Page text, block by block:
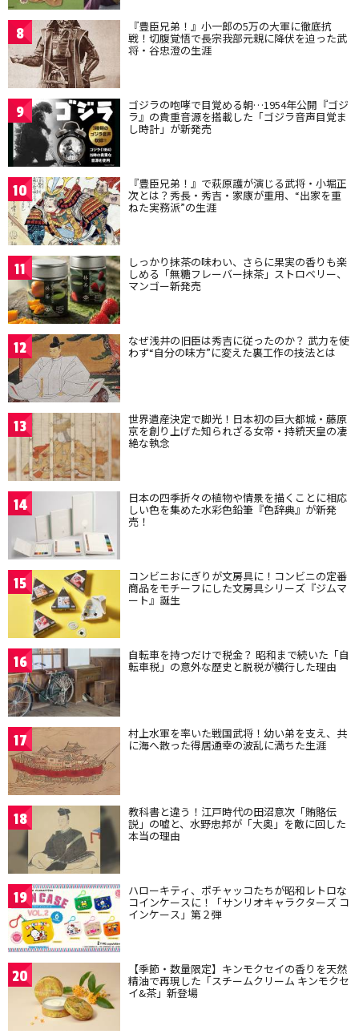
8 『豊臣兄弟！』小一郎の5万の大軍に徹底抗
戦！切腹覚悟で長宗我部元親に降伏を迫った武
将・谷忠澄の生涯
9 ゴジラの咆哮で目覚める朝…1954年公開『ゴジ
ラ』の貴重音源を搭載した「ゴジラ音声目覚ま
し時計」が新発売
10 『豊臣兄弟！』で萩原護が演じる武将・小堀正
次とは？秀長・秀吉・家康が重用、“出家を重
ねた実務派”の生涯
11 しっかり抹茶の味わい、さらに果実の香りも楽
しめる「無糖フレーバー抹茶」ストロベリー、
マンゴー新発売
12 なぜ浅井の旧臣は秀吉に従ったのか？ 武力を使
わず“自分の味方”に変えた裏工作の技法とは
13 世界遺産決定で脚光！日本初の巨大都城・藤原
京を創り上げた知られざる女帝・持統天皇の凄
絶な執念
14 日本の四季折々の植物や情景を描くことに相応
しい色を集めた水彩色鉛筆『色辞典』が新発
売！
15 コンビニおにぎりが文房具に！コンビニの定番
商品をモチーフにした文房具シリーズ『ジムマ
ート』誕生
16 自転車を持つだけで税金？ 昭和まで続いた「自
転車税」の意外な歴史と脱税が横行した理由
17 村上水軍を率いた戦国武将！幼い弟を支え、共
に海へ散った得居通幸の波乱に満ちた生涯
18 教科書と違う！江戸時代の田沼意次「賄賂伝
説」の嘘と、水野忠邦が「大奥」を敵に回した
本当の理由
19 ハローキティ、ポチャッコたちが昭和レトロな
コインケースに！「サンリオキャラクターズ コ
インケース」第２弾
20 【季節・数量限定】キンモクセイの香りを天然
精油で再現した「スチームクリーム キンモクセ
イ&茶」新登場